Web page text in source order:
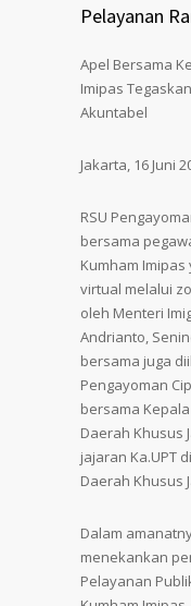
Pelayanan
Apel Bersama
Imipas
Akuntabel
Jakarta, 16 Juni
RSU
bersama
Kumham
virtual melalui
oleh Menteri
Andrianto,
bersama juga
Pengayoman
bersama
Daerah Khusus
jajaran Ka.UPT
Daerah Khusus
Dalam
menekankan
Pelayanan